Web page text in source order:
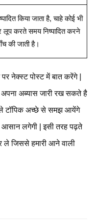
किया जाता है, चाहे कोई भी
लूप करते समय निष्पादित करने
की जाती है।
नेक्स्ट पोस्ट में बात करेंगे |
अब्यास जारी रख सकते है
टॉपिक अच्छे से समझ आयेंगे
आसान लगेगी | इसी तरह पढ़ते
जिससे हमारी आने वाली